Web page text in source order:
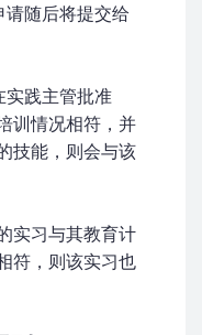
请随后将提交给
实践主管批准
训情况相符，并
技能，则会与该
实习与其教育计
符，则该实习也